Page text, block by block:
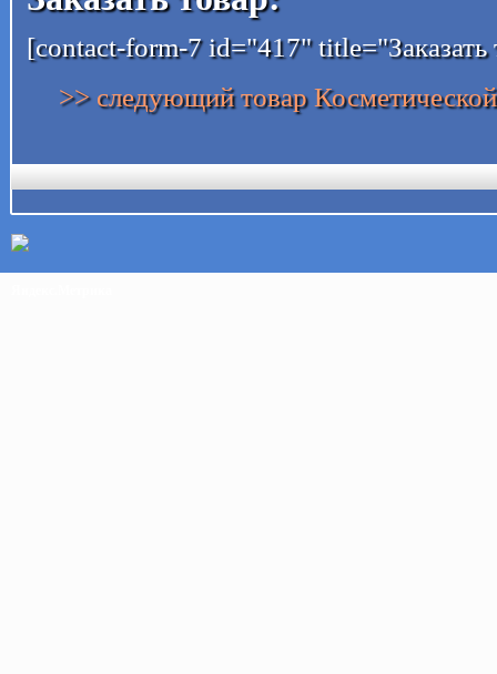
[contact-form-7 id="417" title="Заказать
>> следующий товар